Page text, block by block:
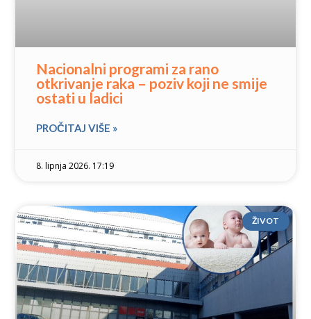
Nacionalni programi za rano
otkrivanje raka – poziv koji ne smije
ostati u ladici
PROČITAJ VIŠE »
8. lipnja 2026. 17:19
ŽIVOT